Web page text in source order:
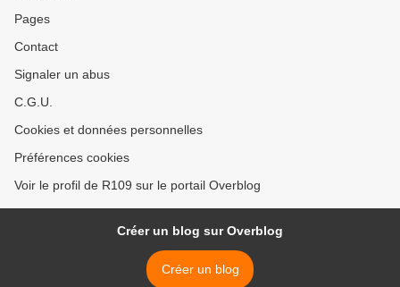
Pages
Contact
Signaler un abus
C.G.U.
Cookies et données personnelles
Préférences cookies
Voir le profil de R109 sur le portail Overblog
Créer un blog sur Overblog
Créer un blog